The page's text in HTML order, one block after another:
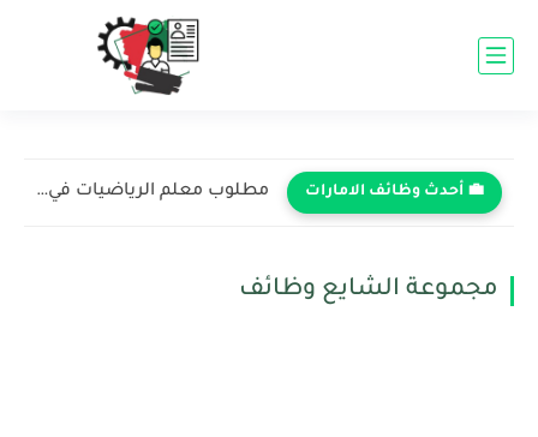
💼 أحدث وظائف الامارات مطلوب معلم الرياضيات في مدرسة ساوث فيو - دبي 2026...
مجموعة الشايع وظائف